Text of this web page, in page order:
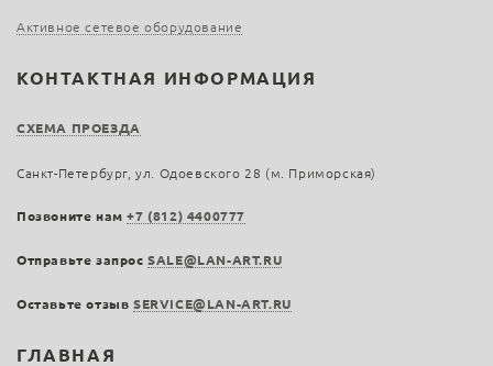
ГЛАВНАЯ
Активное сетевое оборудование
КОНТАКТНАЯ ИНФОРМАЦИЯ
СХЕМА ПРОЕЗДА
Санкт-Петербург, ул. Одоевского 28 (м. Приморская)
Позвоните нам+7 (812) 4400777
Отправьте запросSALE@LAN-ART.RU
Оставьте отзыв SERVICE@LAN-ART.RU